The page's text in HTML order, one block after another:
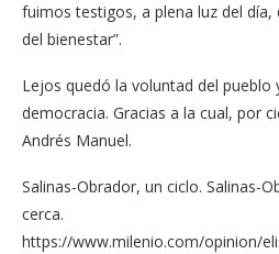
fuimos testigos, a plena luz del día,
del bienestar”.
Lejos quedó la voluntad del pueblo
democracia. Gracias a la cual, por
Andrés Manuel.
Salinas-Obrador, un ciclo. Salinas-
cerca.
https://www.milenio.com/opinion/